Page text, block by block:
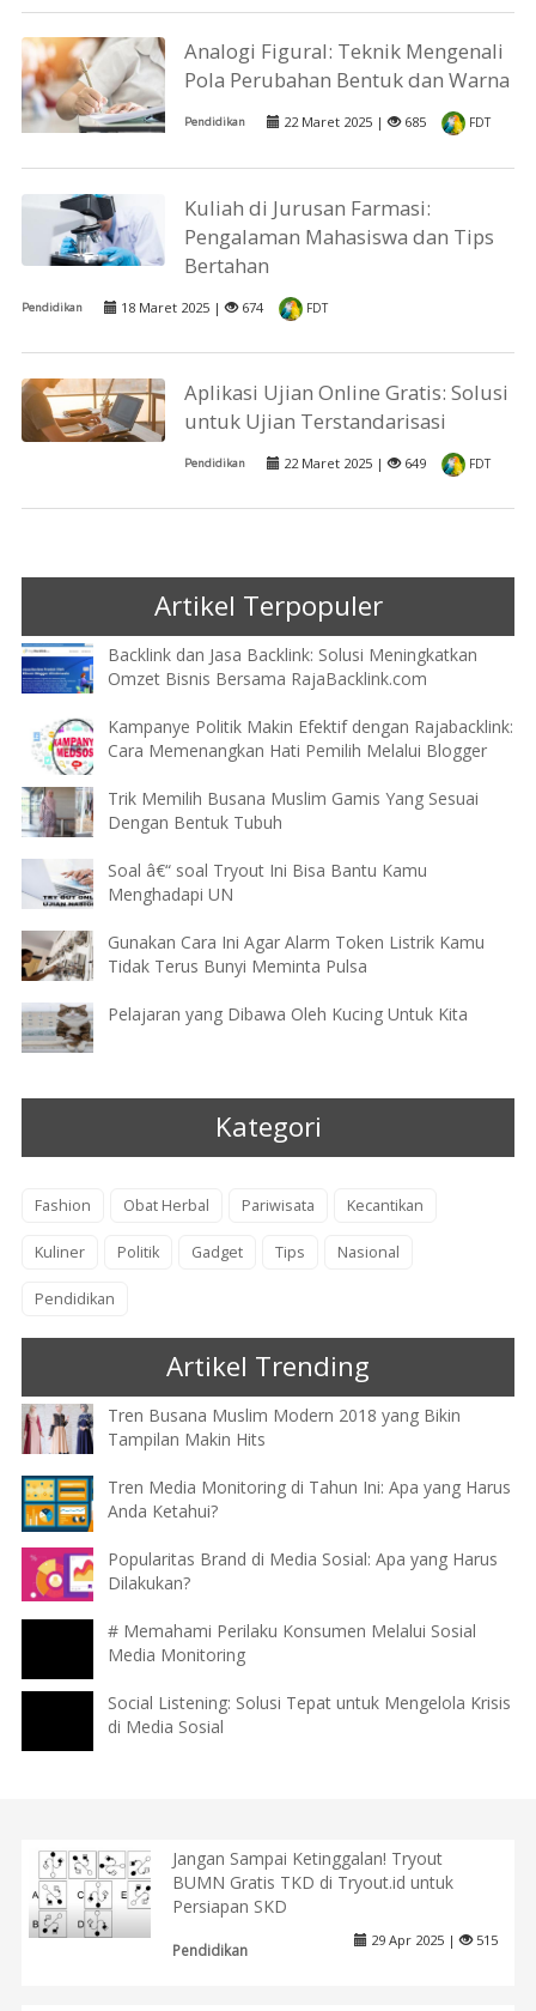
Analogi Figural: Teknik Mengenali
Pola Perubahan Bentuk dan Warna
Pendidikan 22 Maret 2025 | 685 FDT
Kuliah di Jurusan Farmasi:
Pengalaman Mahasiswa dan Tips
Bertahan
Pendidikan 18 Maret 2025 | 674 FDT
Aplikasi Ujian Online Gratis: Solusi
untuk Ujian Terstandarisasi
Pendidikan 22 Maret 2025 | 649 FDT
Artikel Terpopuler
Backlink dan Jasa Backlink: Solusi Meningkatkan
Omzet Bisnis Bersama RajaBacklink.com
Kampanye Politik Makin Efektif dengan Rajabacklink:
Cara Memenangkan Hati Pemilih Melalui Blogger
Trik Memilih Busana Muslim Gamis Yang Sesuai
Dengan Bentuk Tubuh
Soal â€“ soal Tryout Ini Bisa Bantu Kamu
Menghadapi UN
Gunakan Cara Ini Agar Alarm Token Listrik Kamu
Tidak Terus Bunyi Meminta Pulsa
Pelajaran yang Dibawa Oleh Kucing Untuk Kita
Kategori
Fashion Obat Herbal Pariwisata Kecantikan
Kuliner Politik Gadget Tips Nasional
Pendidikan
Artikel Trending
Tren Busana Muslim Modern 2018 yang Bikin
Tampilan Makin Hits
Tren Media Monitoring di Tahun Ini: Apa yang Harus
Anda Ketahui?
Popularitas Brand di Media Sosial: Apa yang Harus
Dilakukan?
# Memahami Perilaku Konsumen Melalui Sosial
Media Monitoring
Social Listening: Solusi Tepat untuk Mengelola Krisis
di Media Sosial
Jangan Sampai Ketinggalan! Tryout
BUMN Gratis TKD di Tryout.id untuk
Persiapan SKD
Pendidikan
29 Apr 2025 | 515